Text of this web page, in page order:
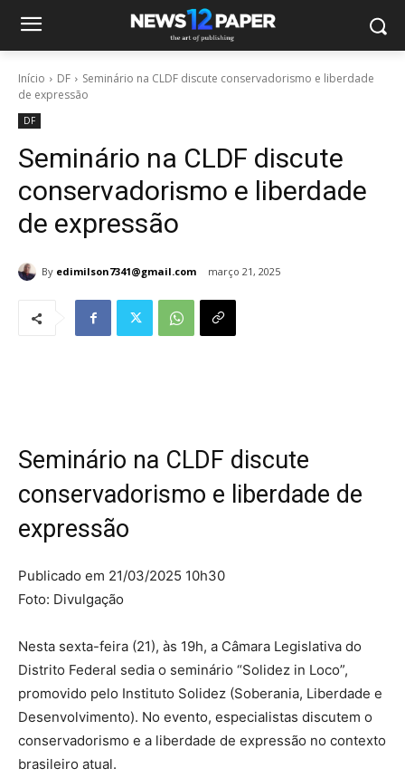
Início DF
Seminário na CLDF discute conservadorismo e liberdade
de expressão
DF
Seminário na CLDF discute
conservadorismo e liberdade
de expressão
By edimilson7341@gmail.com março 21, 2025
Seminário na CLDF discute
conservadorismo e liberdade de
expressão
Publicado em 21/03/2025 10h30
Foto: Divulgação
Nesta sexta-feira (21), às 19h, a Câmara Legislativa do
Distrito Federal sedia o seminário “Solidez in Loco”,
promovido pelo Instituto Solidez (Soberania, Liberdade e
Desenvolvimento). No evento, especialistas discutem o
conservadorismo e a liberdade de expressão no contexto
brasileiro atual.